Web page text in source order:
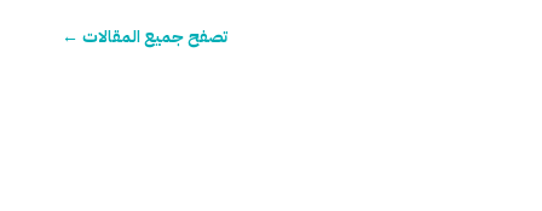
تصفح جميع المقالات ←